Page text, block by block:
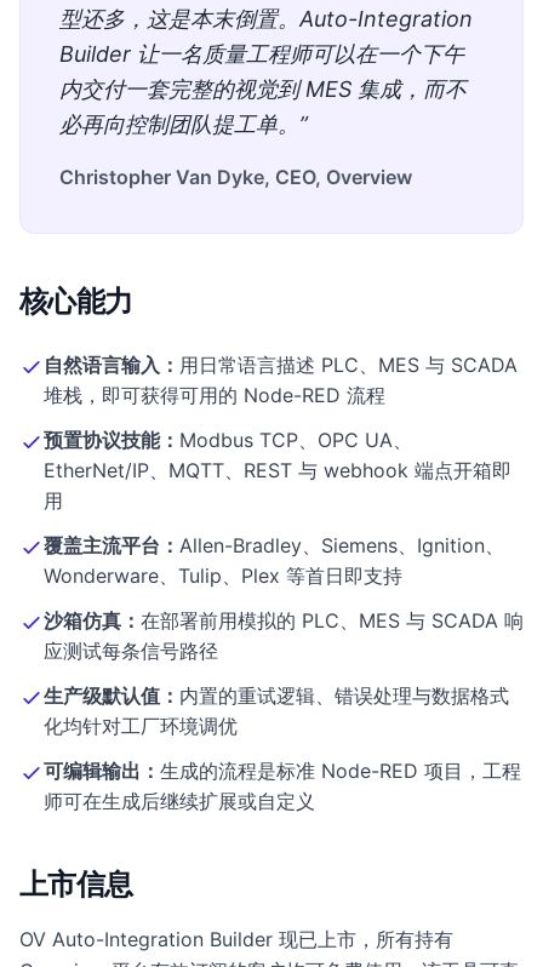
型还多，这是本末倒置。Auto-Integration
Builder 让一名质量工程师可以在一个下午
内交付一套完整的视觉到 MES 集成，而不
必再向控制团队提工单。”
Christopher Van Dyke, CEO, Overview
核心能力
自然语言输入： 用日常语言描述 PLC、MES 与 SCADA
堆栈，即可获得可用的 Node-RED 流程
预置协议技能： Modbus TCP、OPC UA、
EtherNet/IP、MQTT、REST 与 webhook 端点开箱即
用
覆盖主流平台： Allen-Bradley、Siemens、Ignition、
Wonderware、Tulip、Plex 等首日即支持
沙箱仿真： 在部署前用模拟的 PLC、MES 与 SCADA 响
应测试每条信号路径
生产级默认值： 内置的重试逻辑、错误处理与数据格式
化均针对工厂环境调优
可编辑输出： 生成的流程是标准 Node-RED 项目，工程
师可在生成后继续扩展或自定义
上市信息
OV Auto-Integration Builder 现已上市，所有持有